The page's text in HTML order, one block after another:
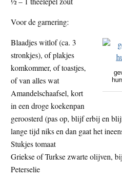
Voor de garnering:
Blaadjes witlof (ca. 3
stronkjes), of plakjes
komkommer, of toastjes,
of van alles wat
Amandelschaafsel, kort
in een droge koekenpan
geroosterd (pas op, blijf erbij en
lange tijd niks en dan gaat het
Stukjes tomaat
Griekse of Turkse zwarte olijven,
Peterselie